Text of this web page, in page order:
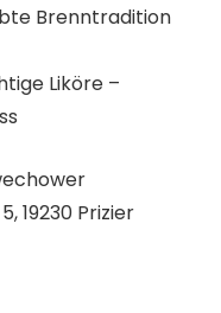
Brenntradition
Liköre –
19230 Prizier